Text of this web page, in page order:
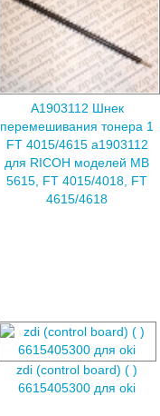
A1903112 Шнек
перемешивания тонера 1
FT 4015/4615 a1903112
для RICOH моделей MB
5615, FT 4015/4018, FT
4615/4618
zdi (control board) ( )
6615405300 для oki